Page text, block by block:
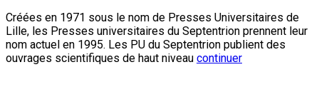
Créées en 1971 sous le nom de Presses Universitaires de
Lille, les Presses universitaires du Septentrion prennent leur
nom actuel en 1995. Les PU du Septentrion publient des
ouvrages scientifiques de haut niveau continuer